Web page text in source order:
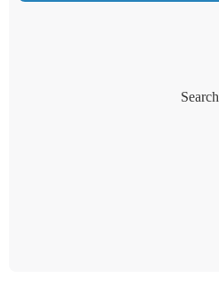
Search